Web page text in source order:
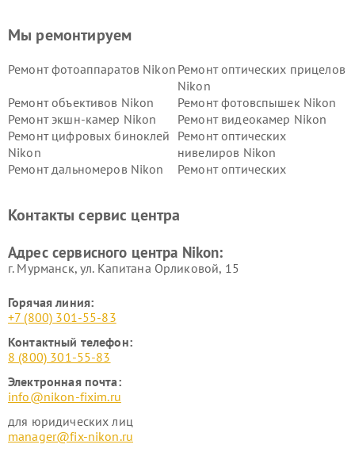
Мы ремонтируем
Ремонт фотоаппаратов Nikon Ремонт оптических прицелов
Nikon
Ремонт объективов Nikon
Ремонт фотовспышек Nikon
Ремонт экшн-камер Nikon
Ремонт видеокамер Nikon
Ремонт цифровых биноклей
Nikon
Ремонт оптических
нивелиров Nikon
Ремонт дальномеров Nikon
Ремонт оптических
Контакты сервис центра
Адрес сервисного центра Nikon:
г. Мурманск, ул. Капитана Орликовой, 15
Горячая линия:
+7 (800) 301-55-83
Контактный телефон:
8 (800) 301-55-83
Электронная почта:
info@nikon-fixim.ru
для юридических лиц
manager@fix-nikon.ru